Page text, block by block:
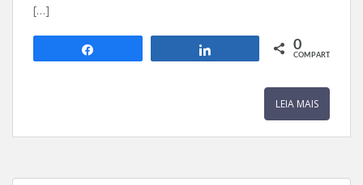
[…]
Compartilhar 0
COMPART.
LEIA MAIS